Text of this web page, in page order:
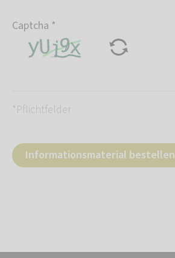
Captcha *
*Pflichtfelder
Informationsmaterial bestellen